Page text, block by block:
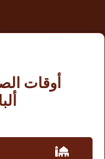
أوقات